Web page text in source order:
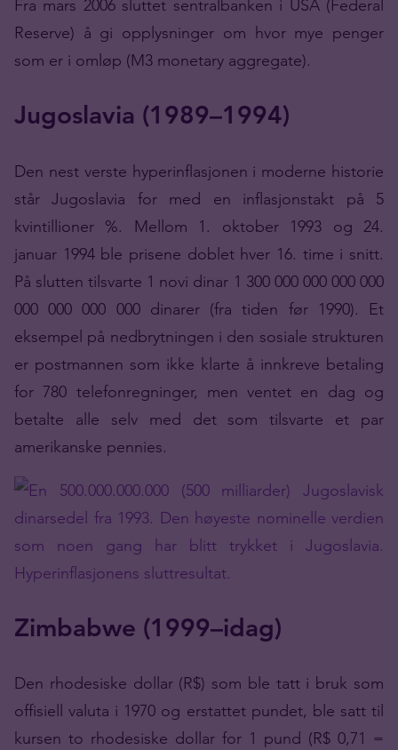
Fra mars 2006 sluttet sentralbanken i USA (Federal
Reserve) å gi opplysninger om hvor mye penger
som er i omløp (M3 monetary aggregate).
Jugoslavia (1989–1994)
Den nest verste hyperinflasjonen i moderne historie
står Jugoslavia for med en inflasjonstakt på 5
kvintillioner %. Mellom 1. oktober 1993 og 24.
januar 1994 ble prisene doblet hver 16. time i snitt.
På slutten tilsvarte 1 novi dinar 1 300 000 000 000 000
000 000 000 000 dinarer (fra tiden før 1990). Et
eksempel på nedbrytningen i den sosiale strukturen
er postmannen som ikke klarte å innkreve betaling
for 780 telefonregninger, men ventet en dag og
betalte alle selv med det som tilsvarte et par
amerikanske pennies.
Zimbabwe (1999–idag)
Den rhodesiske dollar (R$) som ble tatt i bruk som
offisiell valuta i 1970 og erstattet pundet, ble satt til
kursen to rhodesiske dollar for 1 pund (R$ 0,71 =